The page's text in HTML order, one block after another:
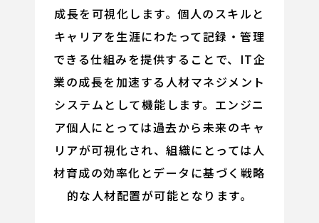
成長を可視化します。個人のスキルと
キャリアを生涯にわたって記録・管理
できる仕組みを提供することで、IT企
業の成長を加速する人材マネジメント
システムとして機能します。エンジニ
ア個人にとっては過去から未来のキャ
リアが可視化され、組織にとっては人
材育成の効率化とデータに基づく戦略
的な人材配置が可能となります。